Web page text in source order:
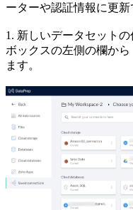
ーターや認証情報に更新
1. 新しいデータセットの
ボックスの左側の欄から
ます。